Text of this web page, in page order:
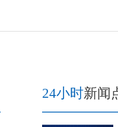
24小时新闻